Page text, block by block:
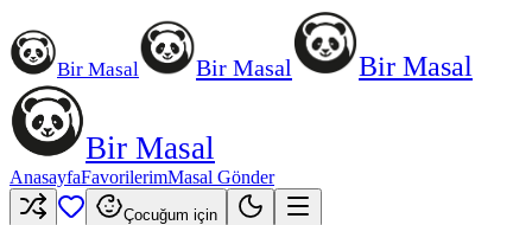
Bir Masal Bir Masal Bir Masal
Bir Masal
AnasayfaFavorilerimMasal Gönder
Çocuğum için